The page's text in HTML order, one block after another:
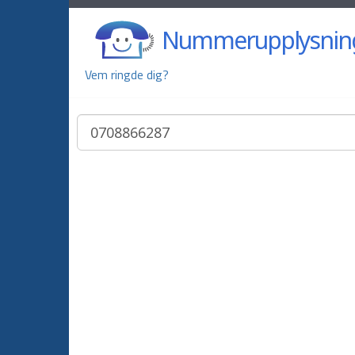
Vem ringde dig?